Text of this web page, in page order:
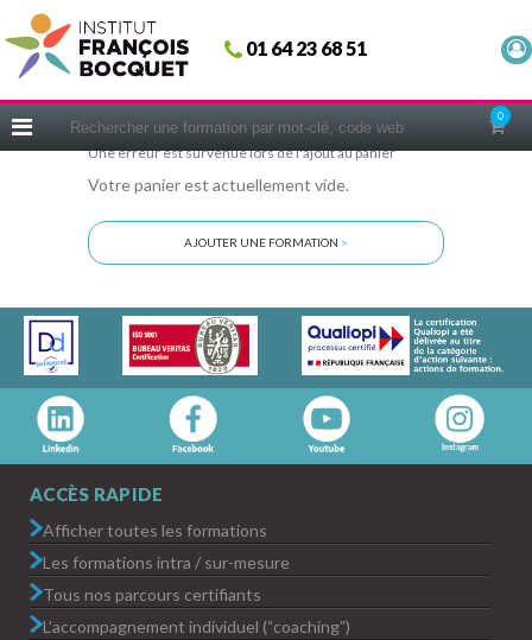
01 64 23 68 51
0
Fermer
ACCUEIL
CERIFICATIONS
INTRAS | SUR-MESURE
COACHING
NOUS CONNAÎTRE
CONSEILS MICRO-COACHING
PODCAST
WEBINAIRES
Une erreur est survenue lors de l'ajout au panier
Votre panier est actuellement vide.
AJOUTER UNE FORMATION >
ACCÈS RAPIDE
Afficher toutes les formations
Les formations intra / sur-mesure
Tous nos parcours certifiants
L’accompagnement individuel (“coaching”)